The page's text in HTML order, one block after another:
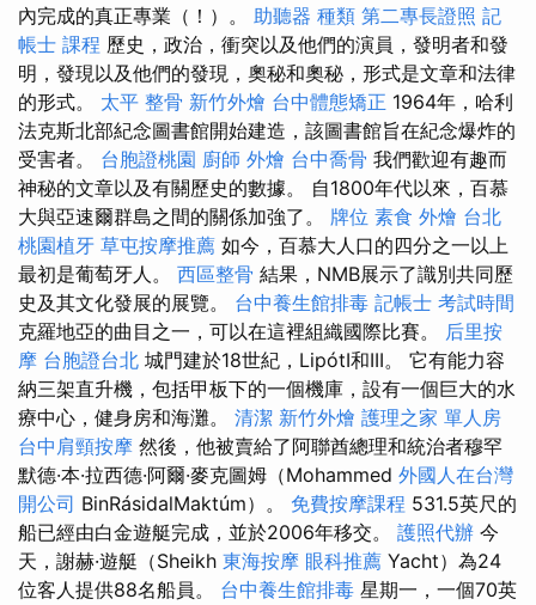
內完成的真正專業（！）。 助聽器 種類 第二專長證照 記
帳士 課程 歷史，政治，衝突以及他們的演員，發明者和發
明，發現以及他們的發現，奧秘和奧秘，形式是文章和法律
的形式。 太平 整骨 新竹外燴 台中體態矯正 1964年，哈利
法克斯北部紀念圖書館開始建造，該圖書館旨在紀念爆炸的
受害者。 台胞證桃園 廚師 外燴 台中喬骨 我們歡迎有趣而
神秘的文章以及有關歷史的數據。 自1800年代以來，百慕
大與亞速爾群島之間的關係加強了。 牌位 素食 外燴 台北
桃園植牙 草屯按摩推薦 如今，百慕大人口的四分之一以上
最初是葡萄牙人。 西區整骨 結果，NMB展示了識別共同歷
史及其文化發展的展覽。 台中養生館排毒 記帳士 考試時間
克羅地亞的曲目之一，可以在這裡組織國際比賽。 后里按
摩 台胞證台北 城門建於18世紀，LipótI和III。 它有能力容
納三架直升機，包括甲板下的一個機庫，設有一個巨大的水
療中心，健身房和海灘。 清潔 新竹外燴 護理之家 單人房
台中肩頸按摩 然後，他被賣給了阿聯酋總理和統治者穆罕
默德·本·拉西德·阿爾·麥克圖姆（Mohammed 外國人在台灣
開公司 BinRásidalMaktúm）。 免費按摩課程 531.5英尺的
船已經由白金遊艇完成，並於2006年移交。 護照代辦 今
天，謝赫·遊艇（Sheikh 東海按摩 眼科推薦 Yacht）為24
位客人提供88名船員。 台中養生館排毒 星期一，一個70英